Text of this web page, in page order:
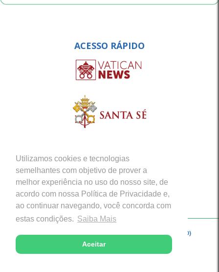
Utilizamos cookies e tecnologias
semelhantes com objetivo de prover a
melhor experiência no uso do nosso site, de
acordo com nossa Política de Privacidade e,
ao continuar navegando, você concorda com
estas condições. Saiba Mais
Aceitar
ACESSO RÁPIDO
Copyright © 2026 - Arquidiocese de Porto Velho (RO)
Desenvolvido com excelência por